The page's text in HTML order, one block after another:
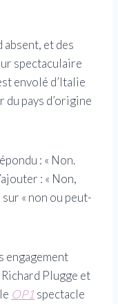
absent, et des
spectaculaire
envolé d’Italie
pays d’origine
: « Non.
: « Non,
sur « non ou peut-
engagement
Plugge et
OP1 spectacle